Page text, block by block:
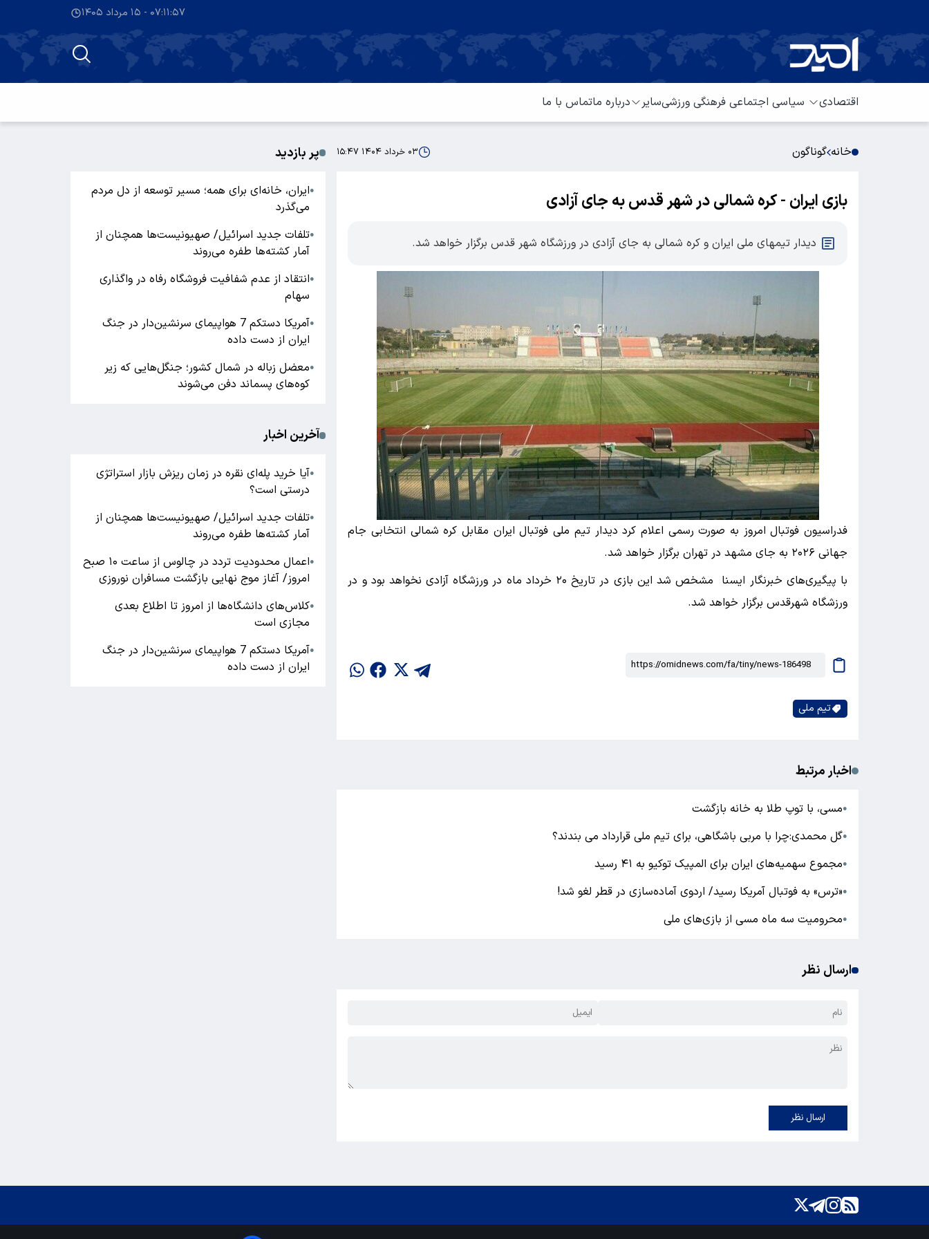
۰۷:۱۱:۵۸ - ۱۵ مرداد ۱۴۰۵
اقتصادی سیاسی اجتماعی فرهنگی ورزشیسایر درباره ماتماس با ما
خانه گوناگون ۰۳ خرداد ۱۴۰۴ ۱۵:۴۷
بازی ایران - کره شمالی در شهر قدس به جای آزادی
دیدار تیمهای ملی ایران و کره شمالی به جای آزادی در ورزشگاه شهر قدس برگزار خواهد شد.
فدراسیون فوتبال امروز به صورت رسمی اعلام کرد دیدار تیم ملی فوتبال ایران مقابل کره شمالی انتخابی جام
جهانی ۲۰۲۶ به جای مشهد در تهران برگزار خواهد شد.
با پیگیری‌های خبرنگار ایسنا مشخص شد این بازی در تاریخ ۲۰ خرداد ماه در ورزشگاه آزادی نخواهد بود و در
ورزشگاه شهرقدس برگزار خواهد شد.
تیم ملی
اخبار مرتبط
●مسی، با توپ طلا به خانه بازگشت
●گل محمدی:چرا با مربی باشگاهی، برای تیم ملی قرارداد می بندند؟
●مجموع سهمیه‌های ایران برای المپیک توکیو به ۴۱ رسید
●«ترس» به فوتبال آمریکا رسید/ اردوی آماده‌سازی در قطر لغو شد!
●محرومیت سه ماه مسی از بازی‌های ملی
ارسال نظر
ارسال نظر
پر بازدید
●ایران، خانه‌ای برای همه؛ مسیر توسعه از دل مردم
می‌گذرد
●تلفات جدید اسرائیل/ صهیونیست‌ها همچنان از
آمار کشته‌ها طفره می‌روند
●انتقاد از عدم شفافیت فروشگاه رفاه در واگذاری
سهام
●
آمریکا دستکم 7 هواپیمای سرنشین‌دار در جنگ
ایران از دست داده
●معضل زباله در شمال کشور؛ جنگل‌هایی که زیر
کوه‌های پسماند دفن می‌شوند
آخرین اخبار
●آیا خرید پله‌ای نقره در زمان ریزش بازار استراتژی
درستی است؟
●تلفات جدید اسرائیل/ صهیونیست‌ها همچنان از
آمار کشته‌ها طفره می‌روند
●
اعمال محدودیت تردد در چالوس از ساعت ۱۰ صبح
امروز/ آغاز موج نهایی بازگشت مسافران نوروزی
●کلاس‌های دانشگاه‌ها از امروز تا اطلاع بعدی
مجازی است
●
آمریکا دستکم 7 هواپیمای سرنشین‌دار در جنگ
ایران از دست داده